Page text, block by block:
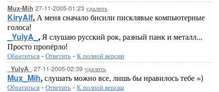
Mux-Mih 27-11-2005-01:23 удалить
KiryAlf,А меня сначало бисили писклявые компьютерные
голоса!
_YulyA_ ,Я слушаю русский рок, разный панк и металл...
Просто пропёрло!
Обратиться - Ответить - К полной версии
_YulyA_ 27-11-2005-02:39 удалить
Mux_Mih,слушать можно все, лишь бы нравилось тебе =)
Обратиться - Ответить - К полной версии